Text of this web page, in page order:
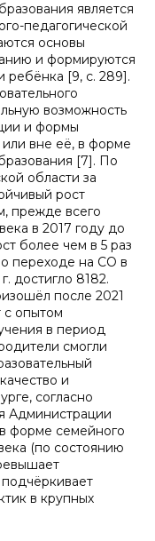
является
педагогической
основы
и формируются
ребёнка [9, с. 289].
возможность
и формы
вне её, в форме
[7]. По
области за
рост
прежде всего
в 2017 году до
более чем в 5 раз
переходе на СО в
достигло 8182.
после 2021
с опытом
в период
смогли
и
согласно
Администрации
форме семейного
(по состоянию
в крупных